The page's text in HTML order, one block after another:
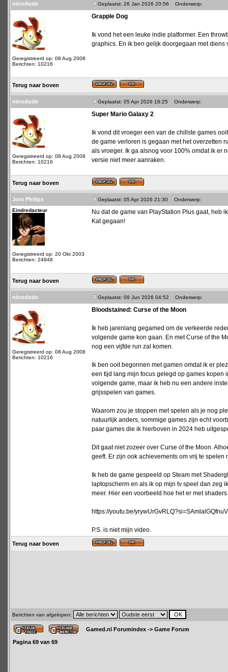
ninodude Geplaatst: 26 Jan 2026 20:56 Onderwerp:
Geregistreerd op: 08 Aug 2008
Berichten: 10216
Grapple Dog
Ik vond het een leuke indie platformer. Een
graphics. En ik ben gelijk doorgegaan met
Terug naar boven
ninodude Geplaatst: 05 Apr 2026 16:25 Onderwerp:
Geregistreerd op: 08 Aug 2008
Berichten: 10216
Super Mario Galaxy 2
Ik vond dit vroeger een van de chillste games
de game verloren is gegaan met het overzetten
als vroeger. Ik ga alsnog voor 100% omdat ik er
versie niet meer aanraken.
Terug naar boven
Joni Philips Geplaatst: 05 Apr 2026 21:30
Onderwerp:
Eindredacteur
Geregistreerd op: 20 Okt 2003
Berichten: 24948
Nu dat de game van PlayStation Plus gaat, heb
Kat gegaan!
Terug naar boven
ninodude Geplaatst: 09 Jun 2026 04:52 Onderwerp:
Geregistreerd op: 08 Aug 2008
Berichten: 10216
Bloodstained: Curse of the Moon
Ik heb jarenlang gegamed om de verkeerde
volgende game kon gaan. En met Curse of the
nog een vijfde run zal komen.
Ik ben ooit begonnen met gamen omdat ik er
een tijd lang mijn focus gelegd op games kopen
volgende game, maar ik heb nu een andere
grijsspelen van games.
Waarom zou je stoppen met spelen als je nog
natuurlijk anders, sommige games zijn echt
paar games die ik hierboven in 2024 heb
Dit gaat niet zozeer over Curse of the Moon.
geeft. Er zijn ook achievements om vrij te
Ik heb de game gespeeld op Steam met
laptopscherm en als ik op mijn tv speel dan zeg
meer. Hier een voorbeeld hoe het er met
https://youtu.be/
P.S. is niet mijn video.
Terug naar boven
Berichten van afgelopen:
Gamed.nl Forumindex -> Game Forum
Pagina 69 van 69